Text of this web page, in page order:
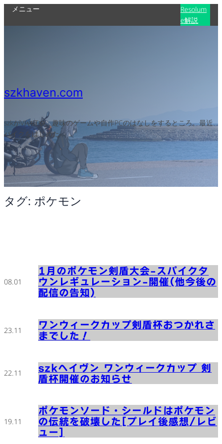
メニュー
Resolum
e解説
szkhaven.com
szkがVJやITや、趣味のゲームや自作PCのはなしをするところ。最近
バイクをはじめた
タグ: ポケモン
08.01
1月のポケモン剣盾大会-スパイクタ
ウンレギュレーション-開催(他今後の
配信の告知)
23.11
ワンウィークカップ剣盾杯おつかれさ
までした！
22.11
szkヘイヴン ワンウィークカップ 剣
盾杯開催のお知らせ
19.11
ポケモンソード・シールドはポケモン
の伝統を破壊した[プレイ後感想/レビ
ュー]